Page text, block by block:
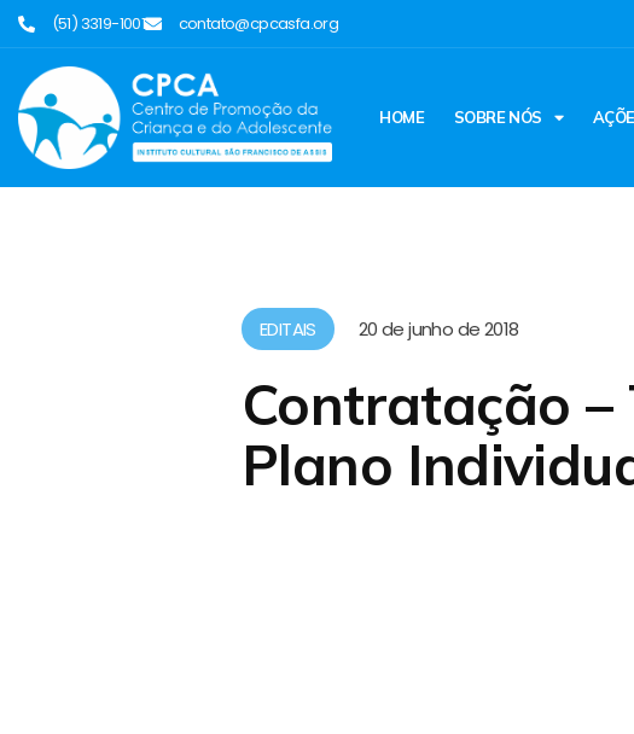
(51) 3319-1001 contato@cpcasfa.org
HOME SOBRE NÓS
EDITAIS 20 de junho de 2018
Contratação –
Plano